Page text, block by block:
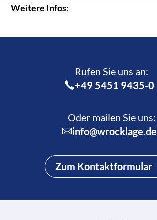
Weitere Infos:
Rufen Sie uns an:­
+49 5451 9435-0
Oder mailen Sie uns:
info@wrocklage.de
Zum Kontaktformular